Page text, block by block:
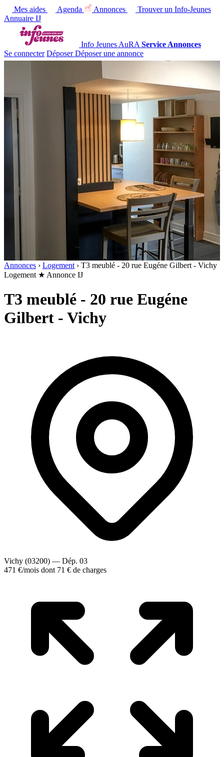
Mes aides Agenda Annonces
Trouver un Info-Jeunes
Annuaire IJ
Info Jeunes AuRA Service Annonces
Se connecter Déposer Déposer une annonce
Annonces › Logement › T3 meublé - 20 rue Eugéne Gilbert - Vichy
Logement ★ Annonce IJ
T3 meublé - 20 rue Eugéne
Gilbert - Vichy
Vichy (03200) — Dép. 03
471 €/mois dont 71 € de charges